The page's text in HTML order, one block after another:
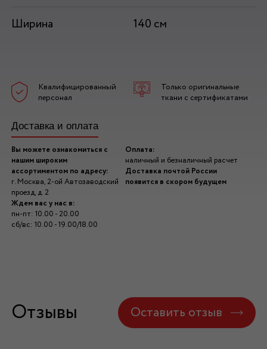
Ширина
140 см
Квалифицированный
персонал
Только оригинальные
ткани с сертификатами
Доставка и оплата
Вы можете ознакомиться с
нашим широким
ассортиментом по адресу:
г. Москва, 2-ой Автозаводский
проезд, д. 2
Ждем вас у нас в:
пн-пт: 10.00 - 20.00
сб/вс: 10.00 - 19.00/18.00
Оплата:
наличный и безналичный расчет
Доставка почтой России
появится в скором будущем
Отзывы Оставить отзыв